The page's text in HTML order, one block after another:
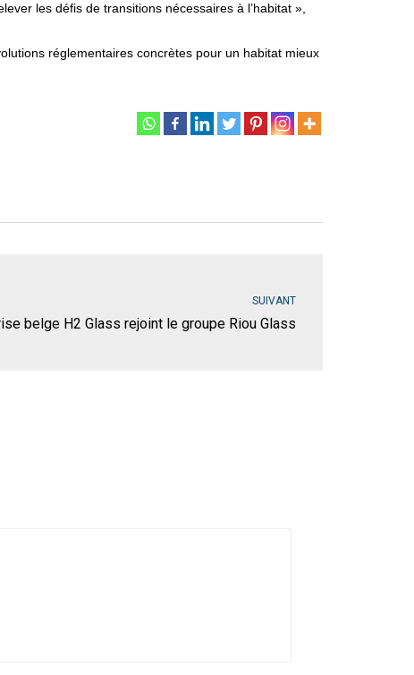
les défis de transitions nécessaires à l’habitat »,
réglementaires concrètes pour un habitat mieux
SUIVANT
belge H2 Glass rejoint le groupe Riou Glass